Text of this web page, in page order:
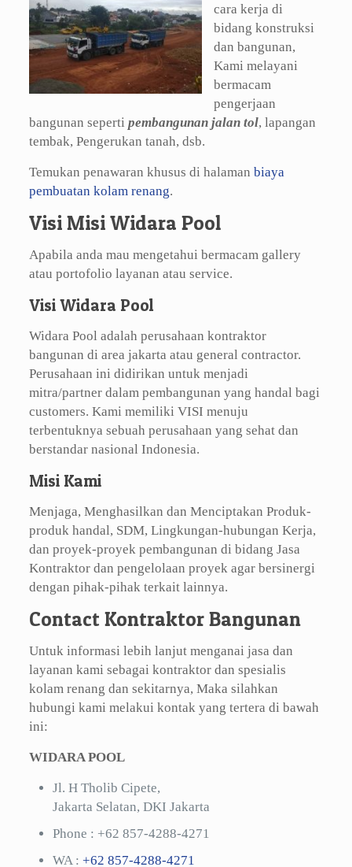
cara kerja di
bidang konstruksi
dan bangunan,
Kami melayani
bermacam
pengerjaan
bangunan seperti pembangunan jalan tol, lapangan
tembak, Pengerukan tanah, dsb.
Temukan penawaran khusus di halaman biaya
pembuatan kolam renang.
Visi Misi Widara Pool
Apabila anda mau mengetahui bermacam gallery
atau portofolio layanan atau service.
Visi Widara Pool
Widara Pool adalah perusahaan kontraktor
bangunan di area jakarta atau general contractor.
Perusahaan ini didirikan untuk menjadi
mitra/partner dalam pembangunan yang handal bagi
customers. Kami memiliki VISI menuju
terbentuknya sebuah perusahaan yang sehat dan
berstandar nasional Indonesia.
Misi Kami
Menjaga, Menghasilkan dan Menciptakan Produk-
produk handal, SDM, Lingkungan-hubungan Kerja,
dan proyek-proyek pembangunan di bidang Jasa
Kontraktor dan pengelolaan proyek agar bersinergi
dengan pihak-pihak terkait lainnya.
Contact Kontraktor Bangunan
Untuk informasi lebih lanjut menganai jasa dan
layanan kami sebagai kontraktor dan spesialis
kolam renang dan sekitarnya, Maka silahkan
hubungi kami melakui kontak yang tertera di bawah
ini:
WIDARA POOL
Jl. H Tholib Cipete,
Jakarta Selatan, DKI Jakarta
Phone : +62 857-4288-4271
WA : +62 857-4288-4271